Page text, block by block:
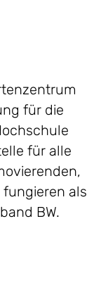
für die
für alle
als
BW.